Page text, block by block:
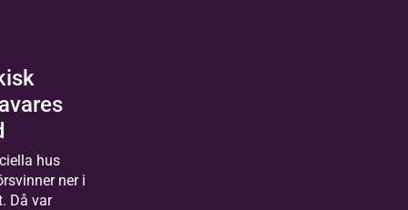
hus
ner i
Då var